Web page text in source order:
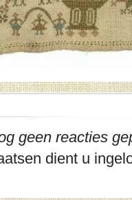
geen reacties
dient u